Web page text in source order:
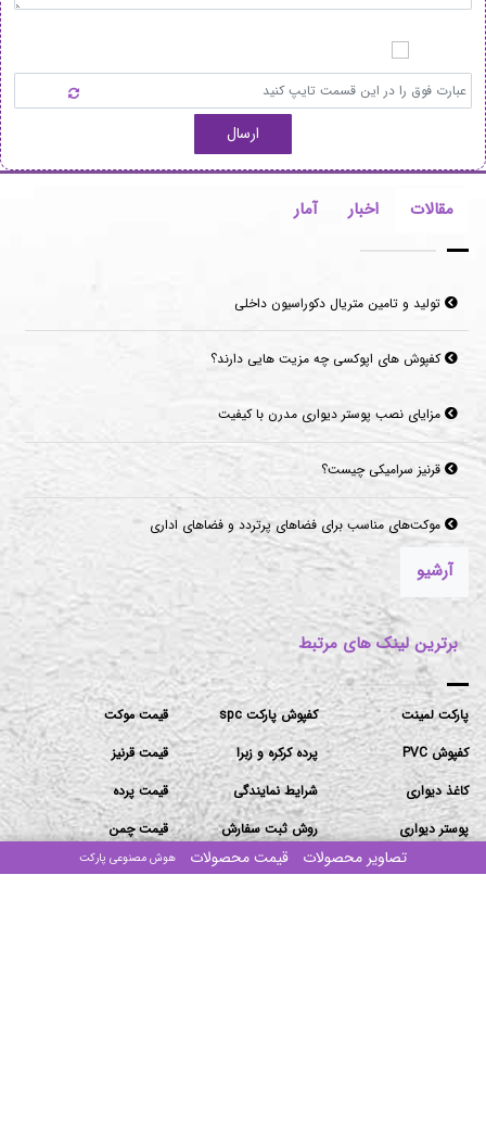
ارسال
مقالات اخبار آمار
تولید و تامین متریال دکوراسیون داخلی
کفپوش های اپوکسی چه مزیت هایی دارند؟
مزایای نصب پوستر دیواری مدرن با کیفیت
قرنیز سرامیکی چیست؟
موکت‌های مناسب برای فضاهای پرتردد و فضاهای اداری
آرشیو
برترین لینک های مرتبط
پارکت لمینت
کفپوش PVC
کاغذ دیواری
پوستر دیواری
کفپوش پارکت spc
پرده کرکره و زبرا
شرایط نمایندگی
روش ثبت سفارش
قیمت پارکت لمینت
قیمت موکت
قیمت قرنیز
قیمت پرده
قیمت چمن
اخبار
تصاویر محصولات قیمت محصولات هوش مصنوعی پارکت